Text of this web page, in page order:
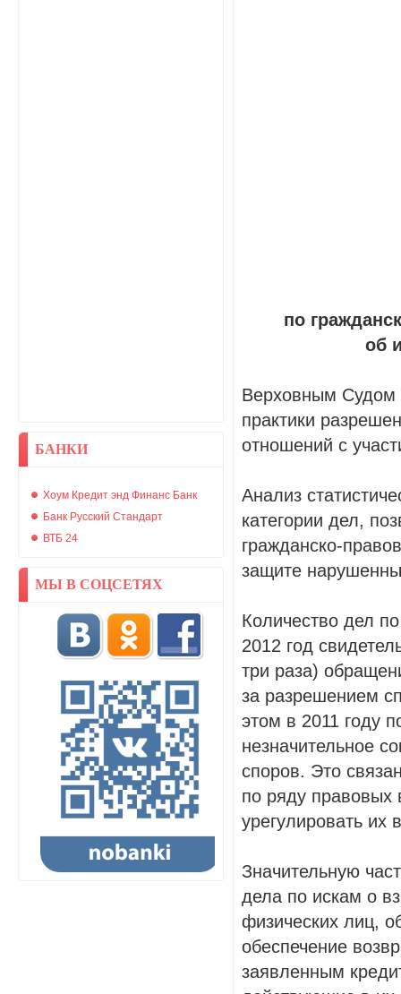
БАНКИ
Хоум Кредит энд Финанс Банк
Банк Русский Стандарт
ВТБ 24
МЫ В СОЦСЕТЯХ
по
об
Верховным Судом
практики
отношений с
Анализ
категории дел,
гражданско-
защите
Количество дел
2012 год
три раза)
за разрешением
этом в 2011 году
незначительное
споров. Это
по ряду правовых
урегулировать их
Значительную
дела по искам о
физических лиц,
обеспечение
заявленным